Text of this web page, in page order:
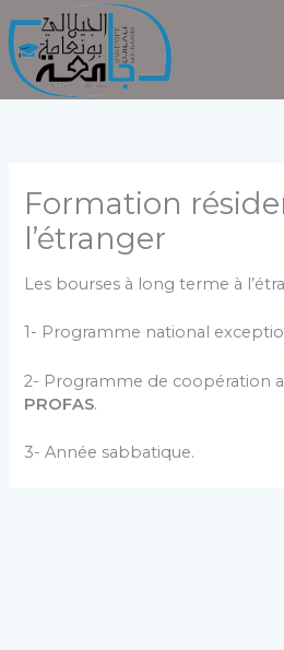
au
contenu
Formation
l’étranger
Les bourses à long terme à
1- Programme national
2- Programme de coopération
PROFAS.
3- Année sabbatique.